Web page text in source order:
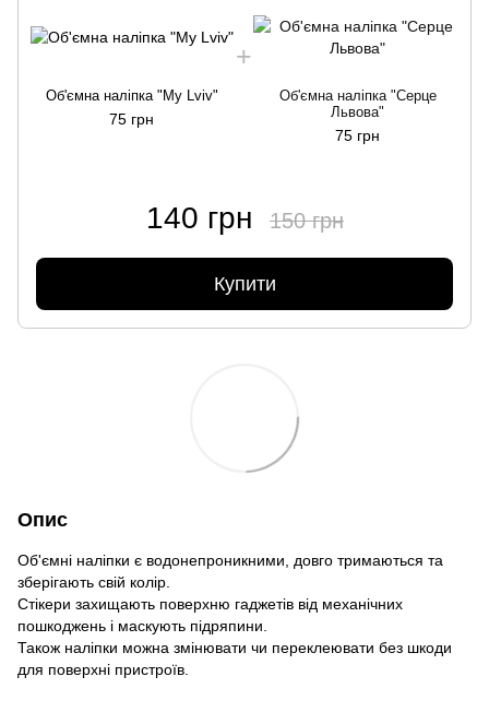
Об'ємна наліпка "My Lviv"
75 грн
Об'ємна наліпка "Серце
Львова"
75 грн
140 грн 150 грн
Купити
Опис
Об'ємні наліпки є водонепроникними, довго тримаються та
зберігають свій колір.
Стікери захищають поверхню гаджетів від механічних
пошкоджень і маскують підряпини.
Також наліпки можна змінювати чи переклеювати без шкоди
для поверхні пристроїв.